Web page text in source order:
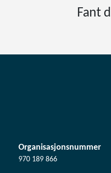
Fant
Organisasjonsnummer
970 189 866